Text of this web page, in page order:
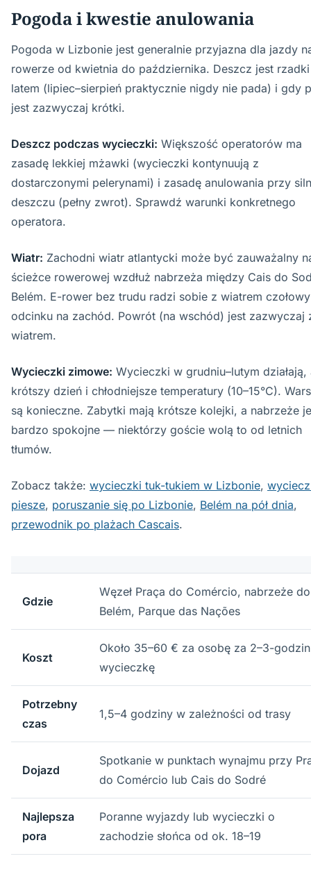
Pogoda i kwestie anulowania
Pogoda w Lizbonie jest generalnie przyjazna dla jazdy
rowerze od kwietnia do października. Deszcz jest rzadki
latem (lipiec–sierpień praktycznie nigdy nie pada) i gdy
jest zazwyczaj krótki.
Deszcz podczas wycieczki: Większość operatorów ma
zasadę lekkiej mżawki (wycieczki kontynuują z
dostarczonymi pelerynami) i zasadę anulowania przy
deszczu (pełny zwrot). Sprawdź warunki konkretnego
operatora.
Wiatr: Zachodni wiatr atlantycki może być zauważalny
ścieżce rowerowej wzdłuż nabrzeża między Cais do
Belém. E-rower bez trudu radzi sobie z wiatrem
odcinku na zachód. Powrót (na wschód) jest zazwyczaj
wiatrem.
Wycieczki zimowe: Wycieczki w grudniu–lutym działają,
krótszy dzień i chłodniejsze temperatury (10–15°C).
są konieczne. Zabytki mają krótsze kolejki, a nabrzeże
bardzo spokojne — niektórzy goście wolą to od letnich
tłumów.
Zobacz także: wycieczki tuk-tukiem w Lizbonie,
piesze, poruszanie się po Lizbonie, Belém na pół dnia,
przewodnik po plażach Cascais.
Gdzie
Węzeł Praça do Comércio, nabrzeże do
Belém, Parque das Nações
Koszt
Około 35–60 € za osobę za 2–3-
wycieczkę
Potrzebny
czas
1,5–4 godziny w zależności od trasy
Dojazd
Spotkanie w punktach wynajmu przy
do Comércio lub Cais do Sodré
Najlepsza
pora
Poranne wyjazdy lub wycieczki o
zachodzie słońca od ok. 18–19